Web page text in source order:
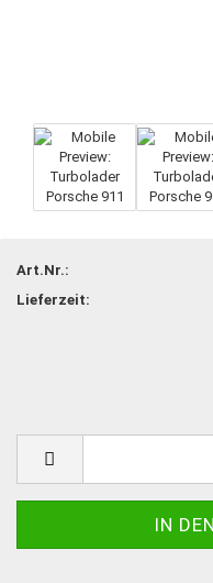
Art.Nr.:
Lieferzeit: